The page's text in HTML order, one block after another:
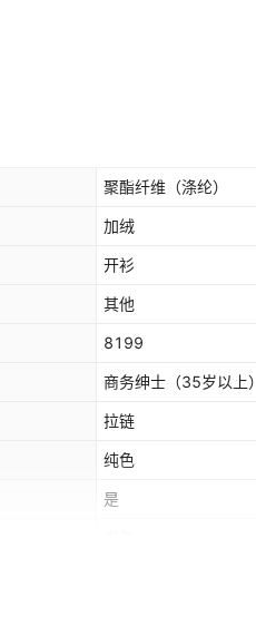
聚酯纤维（涤纶）
加绒
开衫
其他
8199
商务绅士（35岁以上）
拉链
纯色
是